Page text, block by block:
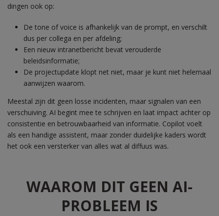
dingen ook op:
De tone of voice is afhankelijk van de prompt, en verschilt
dus per collega en per afdeling;
Een nieuw intranetbericht bevat verouderde
beleidsinformatie;
De projectupdate klopt net niet, maar je kunt niet helemaal
aanwijzen waarom.
Meestal zijn dit geen losse incidenten, maar signalen van een
verschuiving. AI begint mee te schrijven en laat impact achter op
consistentie en betrouwbaarheid van informatie. Copilot voelt
als een handige assistent, maar zonder duidelijke kaders wordt
het ook een versterker van alles wat al diffuus was.
WAAROM DIT GEEN AI-
PROBLEEM IS